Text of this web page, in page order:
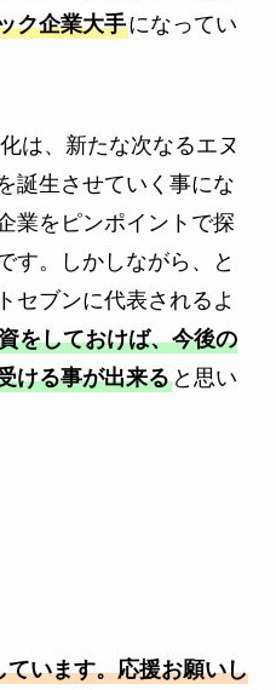
ク企業大手になってい
は、新たな次なるエヌ
誕生させていく事にな
業をピンポイントで探
す。しかしながら、と
セブンに代表されるよ
をしておけば、今後の
ける事が出来ると思い
います。応援お願いし